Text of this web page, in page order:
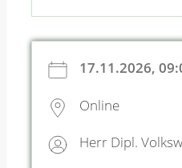
17.11.2026,
Online
Herr Dipl.